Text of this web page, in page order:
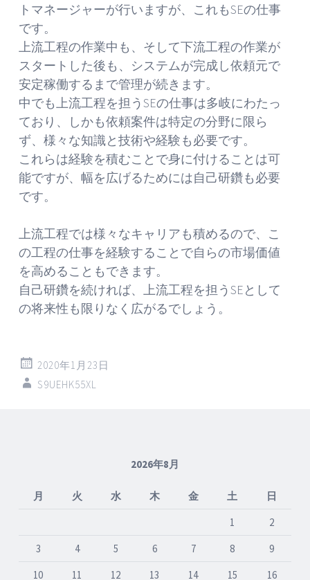
トマネージャーが行いますが、これもSEの仕事
です。
上流工程の作業中も、そして下流工程の作業が
スタートした後も、システムが完成し依頼元で
安定稼働するまで管理が続きます。
中でも上流工程を担うSEの仕事は多岐にわたっ
ており、しかも依頼案件は特定の分野に限ら
ず、様々な知識と技術や経験も必要です。
これらは経験を積むことで身に付けることは可
能ですが、幅を広げるためには自己研鑽も必要
です。
上流工程では様々なキャリアも積めるので、こ
の工程の仕事を経験することで自らの市場価値
を高めることもできます。
自己研鑽を続ければ、上流工程を担うSEとして
の将来性も限りなく広がるでしょう。
2020年1月23日
S9UEHK55XL
2026年8月
月 火 水 木 金 土
日
1
2
3
4 5 6 7 8
9
10
11 12 13 14 15
16